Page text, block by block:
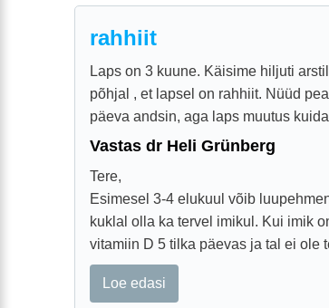
rahhiit
Laps on 3 kuune. Käisime hiljuti
põhjal , et lapsel on rahhiit. Nüüd
päeva andsin, aga laps muutus
Vastas dr Heli Grünberg
Tere,
Esimesel 3-4 elukuul võib
kuklal olla ka tervel imikul. Kui imik
vitamiin D 5 tilka päevas ja tal ei ole
Loe edasi